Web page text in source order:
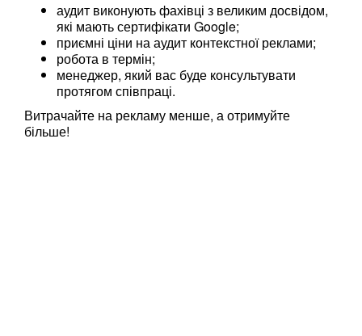
аудит виконують фахівці з великим досвідом,
які мають сертифікати Google;
приємні ціни на аудит контекстної реклами;
робота в термін;
менеджер, який вас буде консультувати
протягом співпраці.
Витрачайте на рекламу менше, а отримуйте
більше!